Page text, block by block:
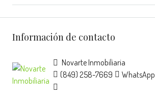
Información de contacto
Novarte Inmobiliaria
(849) 258-7669
WhatsApp